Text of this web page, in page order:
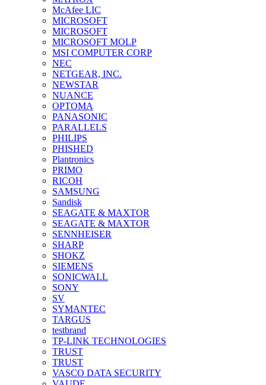
McAfee LIC
MICROSOFT
MICROSOFT
MICROSOFT MOLP
MSI COMPUTER CORP
NEC
NETGEAR, INC.
NEWSTAR
NUANCE
OPTOMA
PANASONIC
PARALLELS
PHILIPS
PHISHED
Plantronics
PRIMO
RICOH
SAMSUNG
Sandisk
SEAGATE & MAXTOR
SEAGATE & MAXTOR
SENNHEISER
SHARP
SHOKZ
SIEMENS
SONICWALL
SONY
SV
SYMANTEC
TARGUS
testbrand
TP-LINK TECHNOLOGIES
TRUST
TRUST
VASCO DATA SECURITY